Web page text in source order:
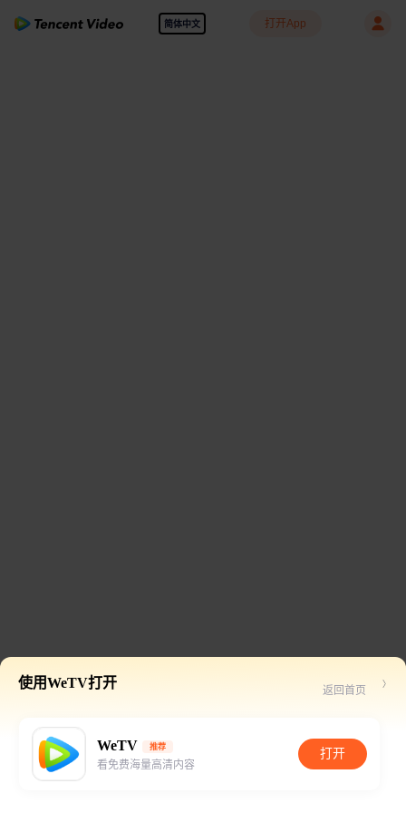
简体中文 打开App
使用WeTV打开 返回首页
WeTV 推荐
看免费海量高清内容
打开